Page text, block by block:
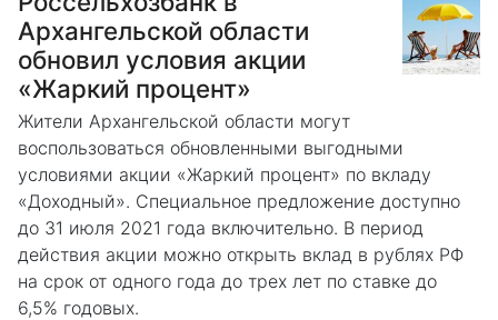
Архангельской области
обновил условия акции
«Жаркий процент»
Жители Архангельской области могут
воспользоваться обновленными выгодными
условиями акции «Жаркий процент» по вкладу
«Доходный». Специальное предложение доступно
до 31 июля 2021 года включительно. В период
действия акции можно открыть вклад в рублях РФ
на срок от одного года до трех лет по ставке до
6,5% годовых.